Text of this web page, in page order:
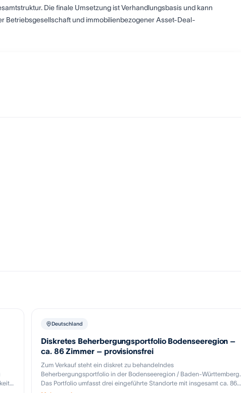
Die finale Umsetzung ist Verhandlungsbasis und kann
Betriebsgesellschaft und immobilienbezogener Asset-Deal-
Deutschland
Diskretes Beherbergungsportfolio Bodenseeregion –
ca. 86 Zimmer – provisionsfrei
Zum Verkauf steht ein diskret zu behandelndes
Beherbergungsportfolio in der Bodenseeregion / Baden-Württemberg.
Das Portfolio umfasst drei eingeführte Standorte mit insgesamt ca. 86